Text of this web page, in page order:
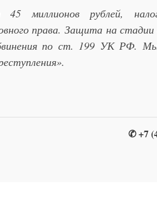
45 миллионов рублей,
права. Защита на
по ст. 199 УК РФ.
✆ +7